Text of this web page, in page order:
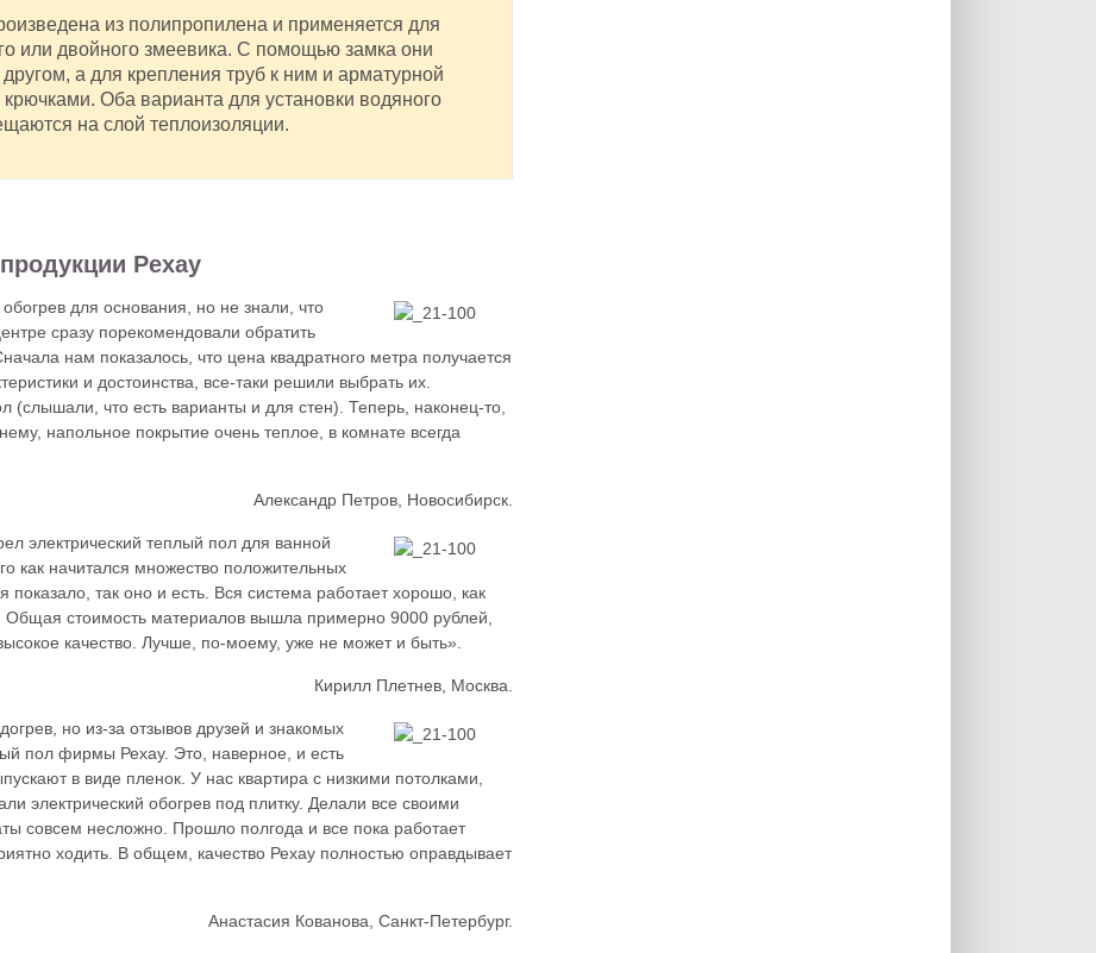
из полипропилена и применяется для
или двойного змеевика. С помощью замка они
а для крепления труб к ним и арматурной
крючками. Оба варианта для установки водяного
на слой теплоизоляции.
Рехау
для основания, но не знали, что
сразу порекомендовали обратить
нам показалось, что цена квадратного метра получается
и достоинства, все-таки решили выбрать их.
(слышали, что есть варианты и для стен). Теперь, наконец-то,
напольное покрытие очень теплое, в комнате всегда
Александр Петров, Новосибирск.
электрический теплый пол для ванной
как начитался множество положительных
показало, так оно и есть. Вся система работает хорошо, как
стоимость материалов вышла примерно 9000 рублей,
качество. Лучше, по-моему, уже не может и быть».
Кирилл Плетнев, Москва.
но из-за отзывов друзей и знакомых
пол фирмы Рехау. Это, наверное, и есть
в виде пленок. У нас квартира с низкими потолками,
электрический обогрев под плитку. Делали все своими
совсем несложно. Прошло полгода и все пока работает
ходить. В общем, качество Рехау полностью оправдывает
Анастасия Кованова, Санкт-Петербург.